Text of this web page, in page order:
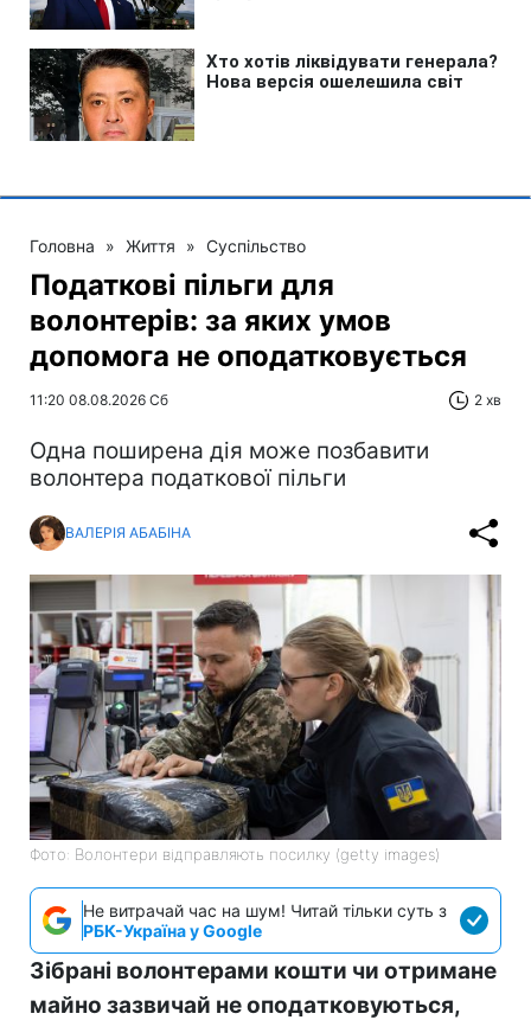
Головна » Життя » Суспільство
Податкові пільги для
волонтерів: за яких умов
допомога не оподатковується
11:20 08.08.2026 Сб 2 хв
Одна поширена дія може позбавити
волонтера податкової пільги
ВАЛЕРІЯ АБАБІНА
Фото: Волонтери відправляють посилку (getty images)
Не витрачай час на шум! Читай тільки суть з
РБК-Україна у Google
Зібрані волонтерами кошти чи отримане
майно зазвичай не оподатковуються,